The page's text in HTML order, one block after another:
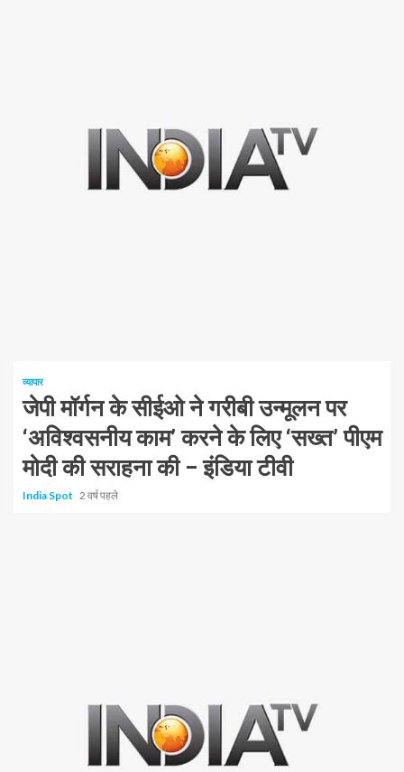
व्यापार
जेपी मॉर्गन के सीईओ ने गरीबी उन्मूलन पर
‘अविश्वसनीय काम’ करने के लिए ‘सख्त’ पीएम
मोदी की सराहना की – इंडिया टीवी
India Spot 2 वर्ष पहले